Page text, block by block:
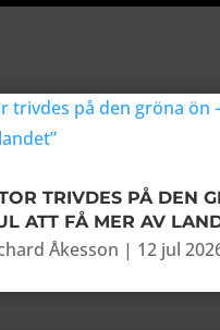
TRIVDES PÅ DEN
ATT FÅ MER AV
Åkesson | 12 jul